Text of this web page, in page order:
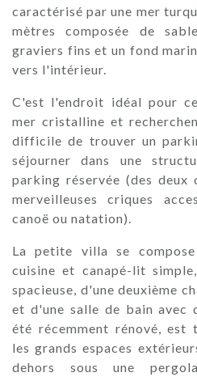
caractérisé par une mer
mètres composée de
graviers fins et un fond
vers l'intérieur.
C'est l'endroit idéal pour
mer cristalline et
difficile de trouver un
séjourner dans une
parking réservée (des
merveilleuses criques
canoë ou natation).
La petite villa se
cuisine et canapé-lit
spacieuse, d'une deuxième
et d'une salle de bain avec
été récemment rénové, est
les grands espaces
dehors sous une